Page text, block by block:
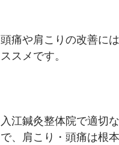
頭痛や肩こりの改善に
ススメです。
入江鍼灸整体院で適切
で、肩こり・頭痛は根